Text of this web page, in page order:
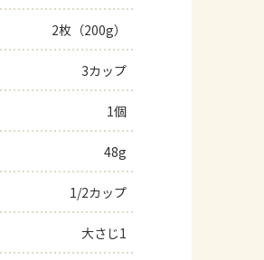
よくあるお問い合わせ
お買い物
2枚（200g）
3カップ
1個
48g
1/2カップ
大さじ1